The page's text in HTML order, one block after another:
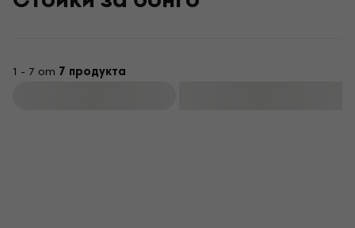
1 - 7 от 7 продукта